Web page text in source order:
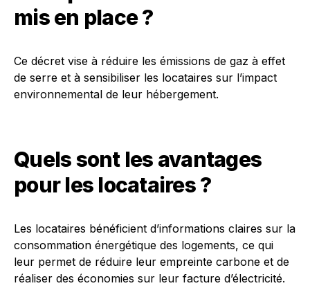
mis en place ?
Ce décret vise à réduire les émissions de gaz à effet
de serre et à sensibiliser les locataires sur l’impact
environnemental de leur hébergement.
Quels sont les avantages
pour les locataires ?
Les locataires bénéficient d’informations claires sur la
consommation énergétique des logements, ce qui
leur permet de réduire leur empreinte carbone et de
réaliser des économies sur leur facture d’électricité.